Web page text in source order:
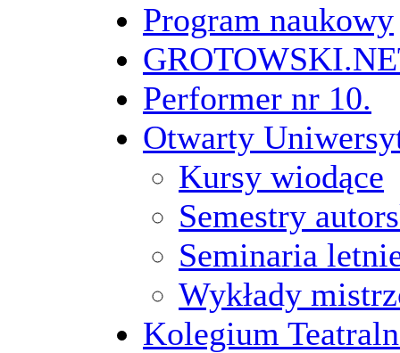
Program naukowy
Performer nr 10.
Otwarty
Kursy wiodące
Semestry
Seminaria
Wykłady
Kolegium